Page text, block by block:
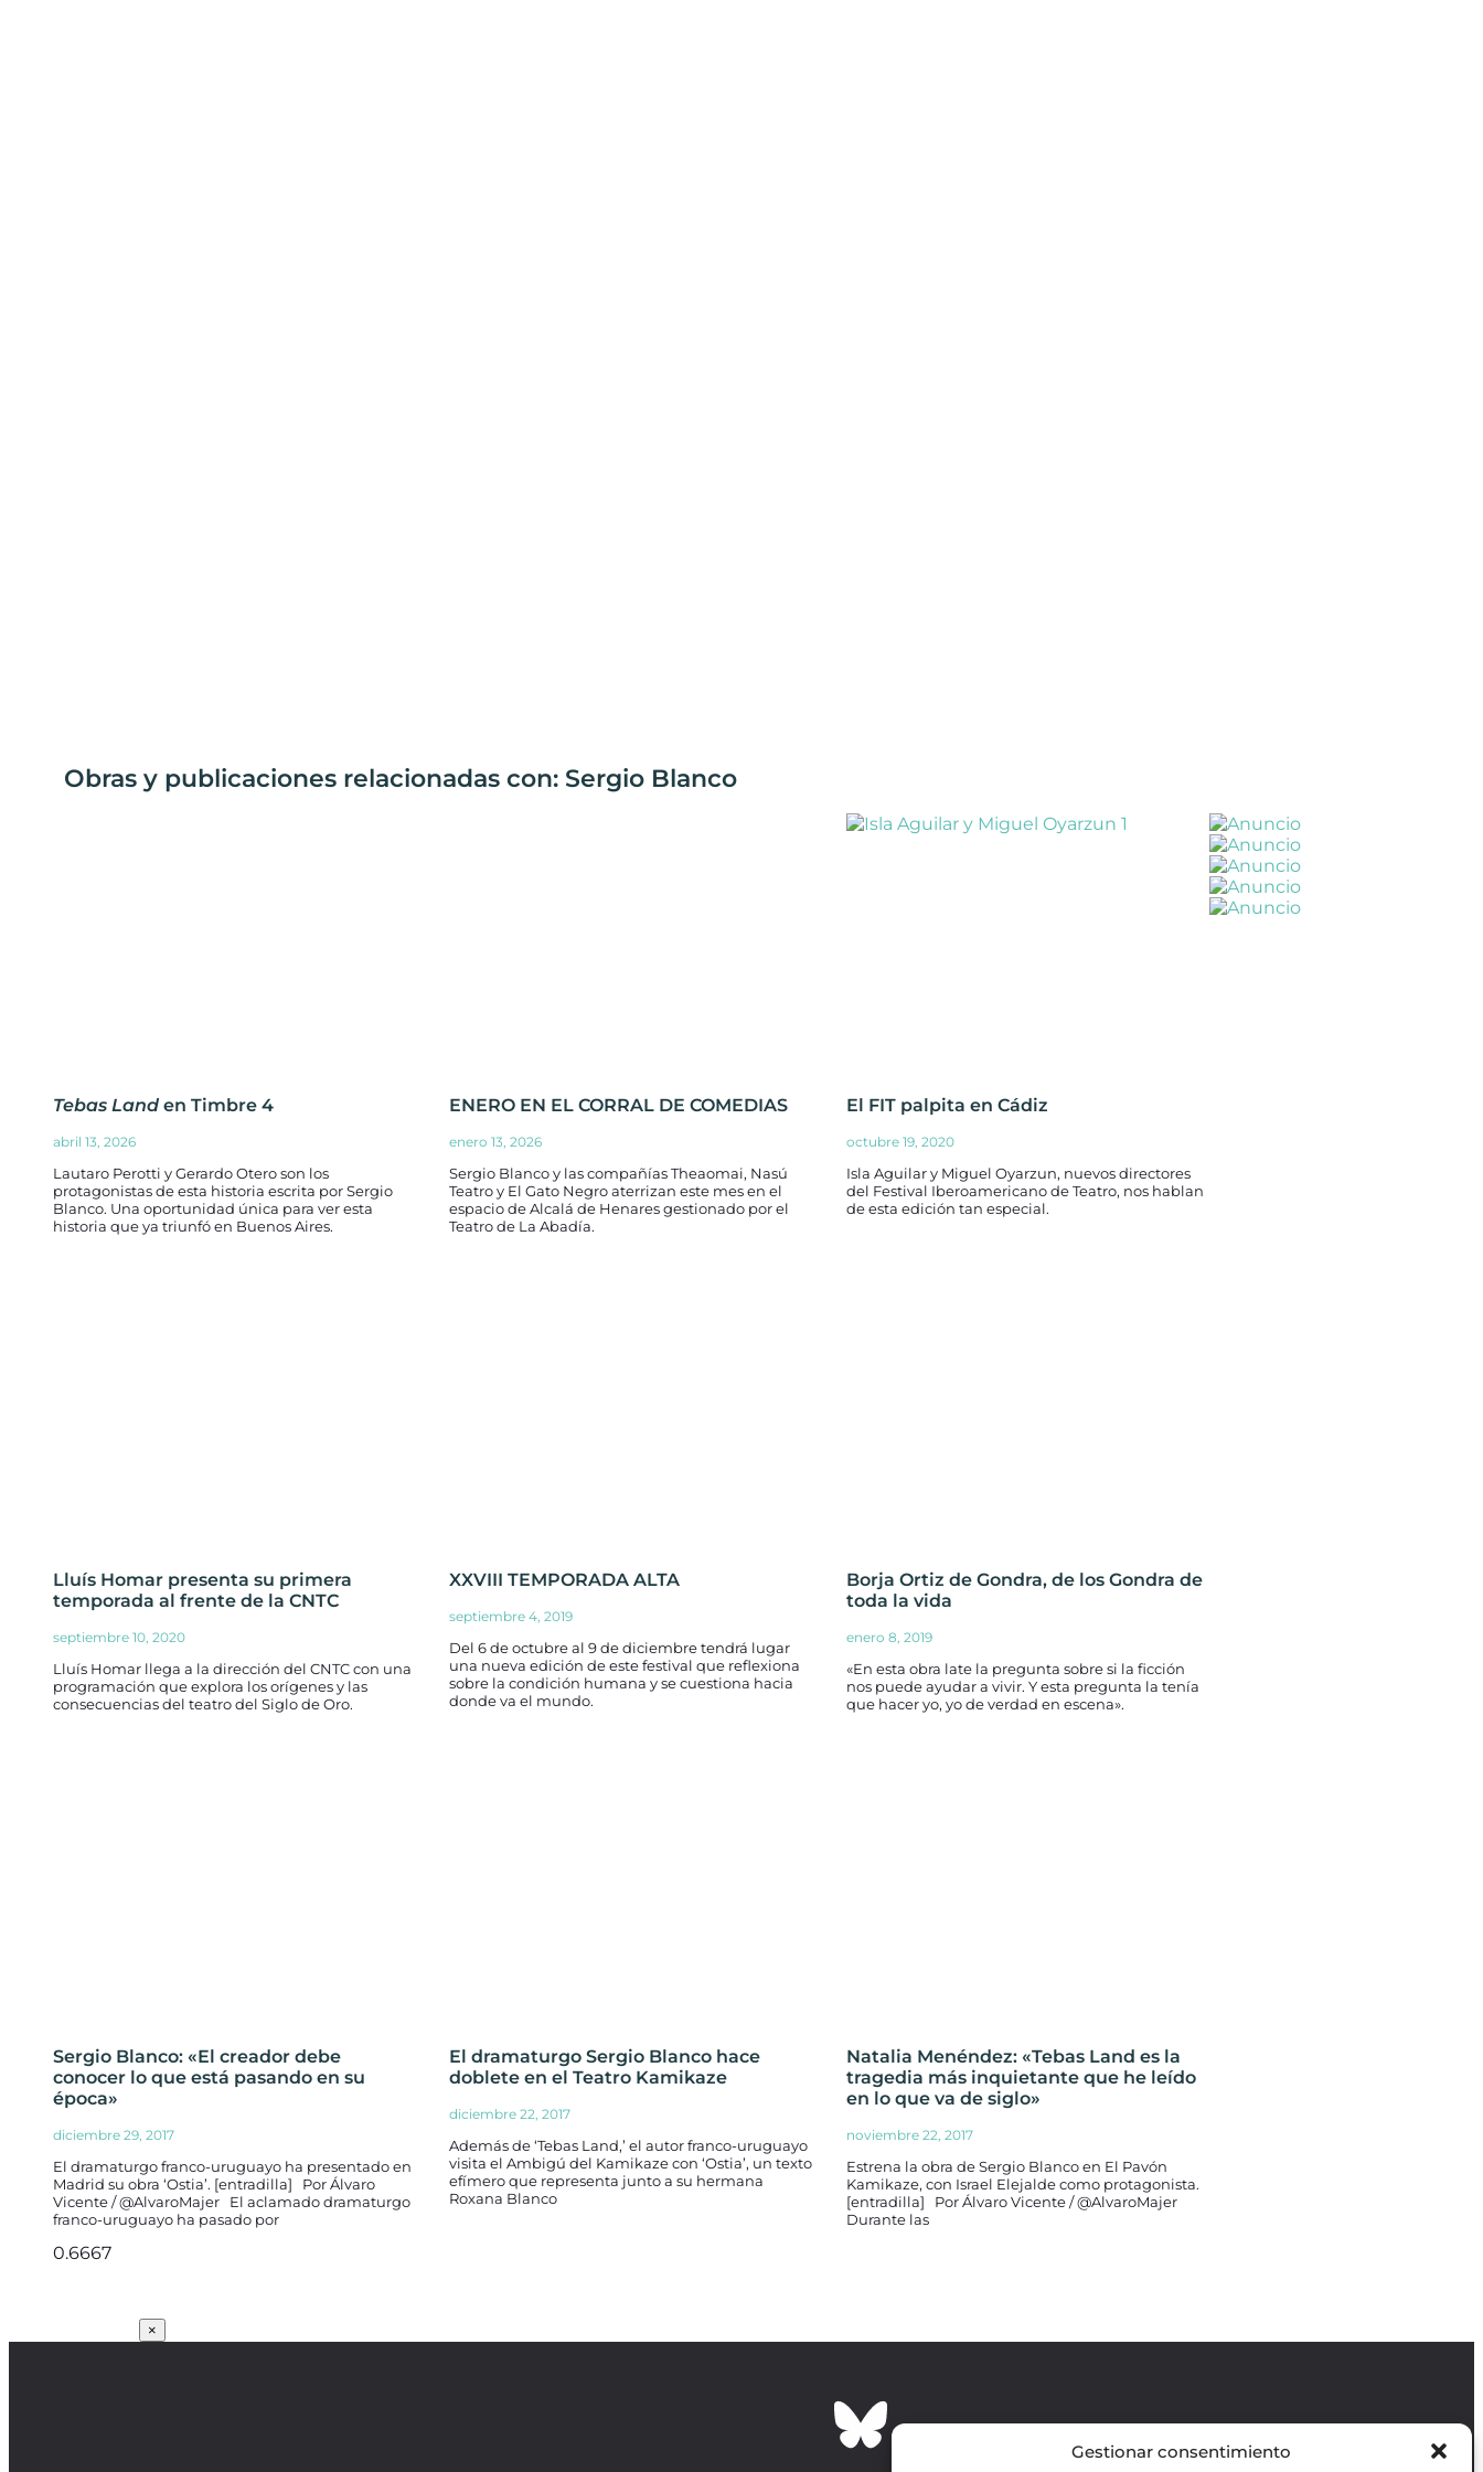
Gestionar consentimiento
Obras y publicaciones relacionadas con: Sergio Blanco
Tebas Land en Timbre 4
abril 13, 2026
Lautaro Perotti y Gerardo Otero son los
protagonistas de esta historia escrita por Sergio
Blanco. Una oportunidad única para ver esta
historia que ya triunfó en Buenos Aires.
ENERO EN EL CORRAL DE COMEDIAS
enero 13, 2026
Sergio Blanco y las compañías Theaomai, Nasú
Teatro y El Gato Negro aterrizan este mes en el
espacio de Alcalá de Henares gestionado por el
Teatro de La Abadía.
El FIT palpita en Cádiz
octubre 19, 2020
Isla Aguilar y Miguel Oyarzun, nuevos directores
del Festival Iberoamericano de Teatro, nos hablan
de esta edición tan especial.
Lluís Homar presenta su primera
temporada al frente de la CNTC
septiembre 10, 2020
Lluís Homar llega a la dirección del CNTC con una
programación que explora los orígenes y las
consecuencias del teatro del Siglo de Oro.
XXVIII TEMPORADA ALTA
septiembre 4, 2019
Del 6 de octubre al 9 de diciembre tendrá lugar
una nueva edición de este festival que reflexiona
sobre la condición humana y se cuestiona hacia
donde va el mundo.
Borja Ortiz de Gondra, de los Gondra de
toda la vida
enero 8, 2019
«En esta obra late la pregunta sobre si la ficción
nos puede ayudar a vivir. Y esta pregunta la tenía
que hacer yo, yo de verdad en escena».
Sergio Blanco: «El creador debe
conocer lo que está pasando en su
época»
diciembre 29, 2017
El dramaturgo franco-uruguayo ha presentado en
Madrid su obra ‘Ostia’. [entradilla] Por Álvaro
Vicente / @AlvaroMajer El aclamado dramaturgo
franco-uruguayo ha pasado por
El dramaturgo Sergio Blanco hace
doblete en el Teatro Kamikaze
diciembre 22, 2017
Además de ‘Tebas Land,’ el autor franco-uruguayo
visita el Ambigú del Kamikaze con ‘Ostia’, un texto
efímero que representa junto a su hermana
Roxana Blanco
Natalia Menéndez: «Tebas Land es la
tragedia más inquietante que he leído
en lo que va de siglo»
noviembre 22, 2017
Estrena la obra de Sergio Blanco en El Pavón
Kamikaze, con Israel Elejalde como protagonista.
[entradilla] Por Álvaro Vicente / @AlvaroMajer
Durante las
×
Revista GODOT
es una revista